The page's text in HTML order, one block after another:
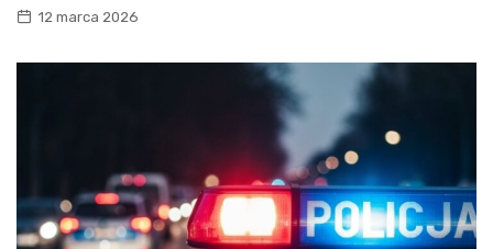
12 marca 2026